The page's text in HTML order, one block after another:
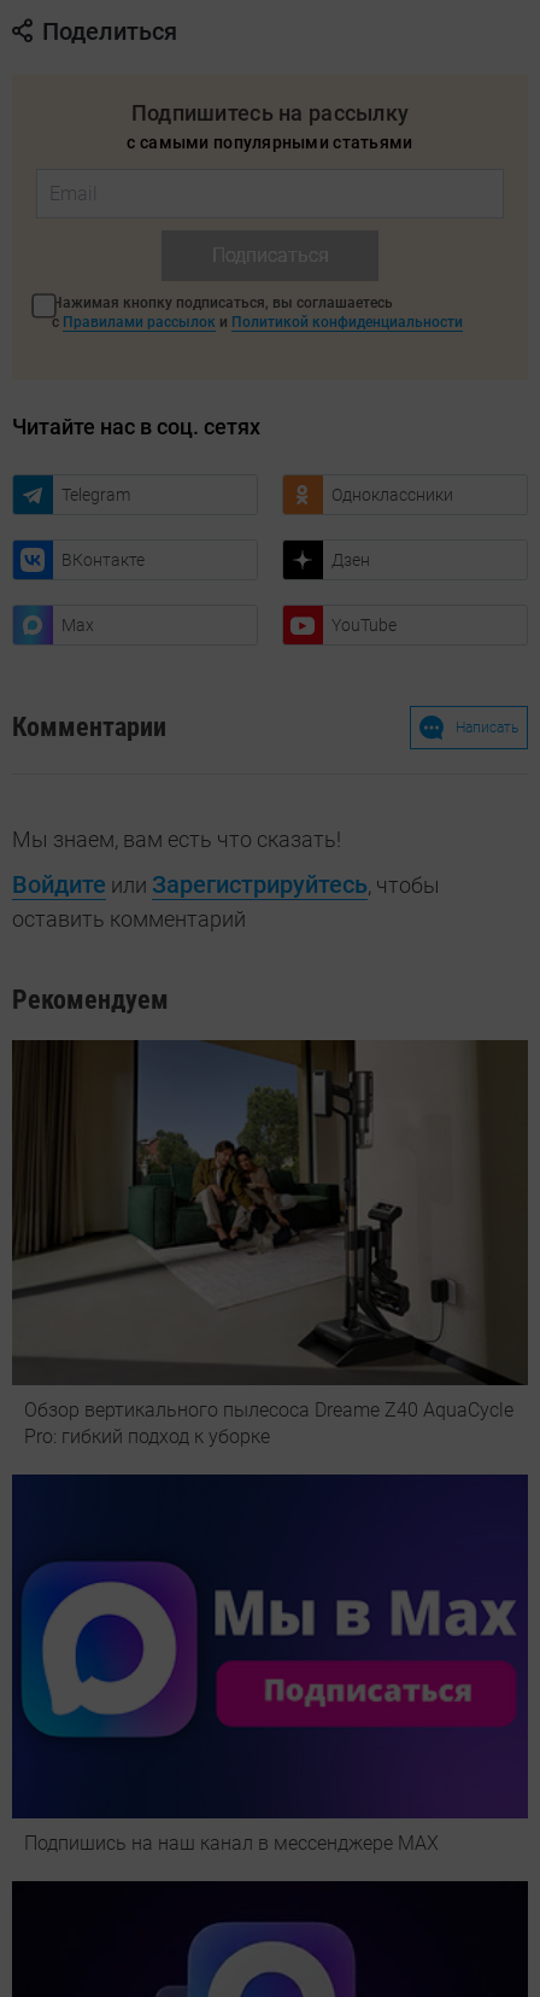
Поделиться
Подпишитесь на рассылку
с самыми популярными статьями
Нажимая кнопку подписаться, вы соглашаетесь
с Правилами рассылок и Политикой конфиденциальности
Читайте нас в соц. сетях
Telegram Одноклассники
ВКонтакте Дзен
Max YouTube
Комментарии Написать
Мы знаем, вам есть что сказать!
Войдите или Зарегистрируйтесь, чтобы
оставить комментарий
Рекомендуем
Обзор вертикального пылесоса Dreame Z40 AquaCycle
Pro: гибкий подход к уборке
Подпишись на наш канал в мессенджере МАХ